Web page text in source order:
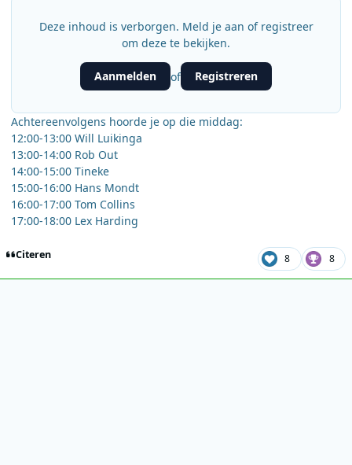
Deze inhoud is verborgen. Meld je aan of registreer
om deze te bekijken.
Aanmelden of Registreren
Achtereenvolgens hoorde je op die middag:
12:00-13:00 Will Luikinga
13:00-14:00 Rob Out
14:00-15:00 Tineke
15:00-16:00 Hans Mondt
16:00-17:00 Tom Collins
17:00-18:00 Lex Harding
Citeren 8 8